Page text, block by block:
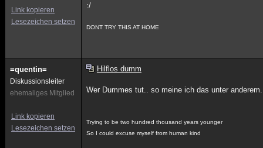
Link kopieren
Lesezeichen setzen
:/
DONT TRY THIS AT HOME
=quentin=
Diskussionsleiter
ehemaliges Mitglied
Link kopieren
Lesezeichen setzen
Hilflos dumm
Wer Dummes tut.. so meine ich das unter
Trying to be two hundred thousand years younger
So I could excuse myself from human kind